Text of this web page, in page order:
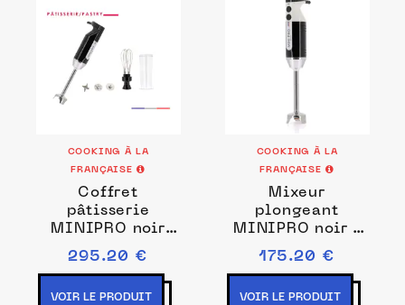
COOKING À LA
FRANÇAISE
Coffret
pâtisserie
MINIPRO noir
Prise de courant
EU
295.20 €
VOIR LE PRODUIT
COOKING À LA
FRANÇAISE
Mixeur
plongeant
MINIPRO noir /
blanc Couleurs
Noir/blanc
175.20 €
VOIR LE PRODUIT